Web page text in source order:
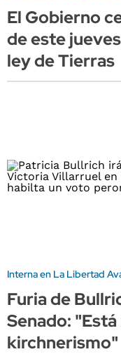
El Gobierno
de este
ley de Tierras
Interna en La Libertad
Furia de
Senado:
kirchnerismo"